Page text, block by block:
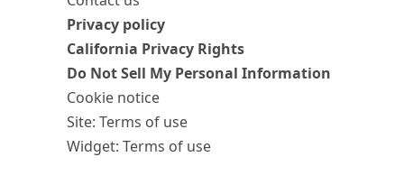
Privacy policy
California Privacy Rights
Do Not Sell My Personal Information
Cookie notice
Site: Terms of use
Widget: Terms of use